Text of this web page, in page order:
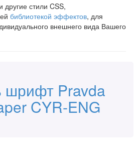
стили CSS,
библиотекой эффектов, для
внешнего вида Вашего
шрифт Pravda
CYR-ENG